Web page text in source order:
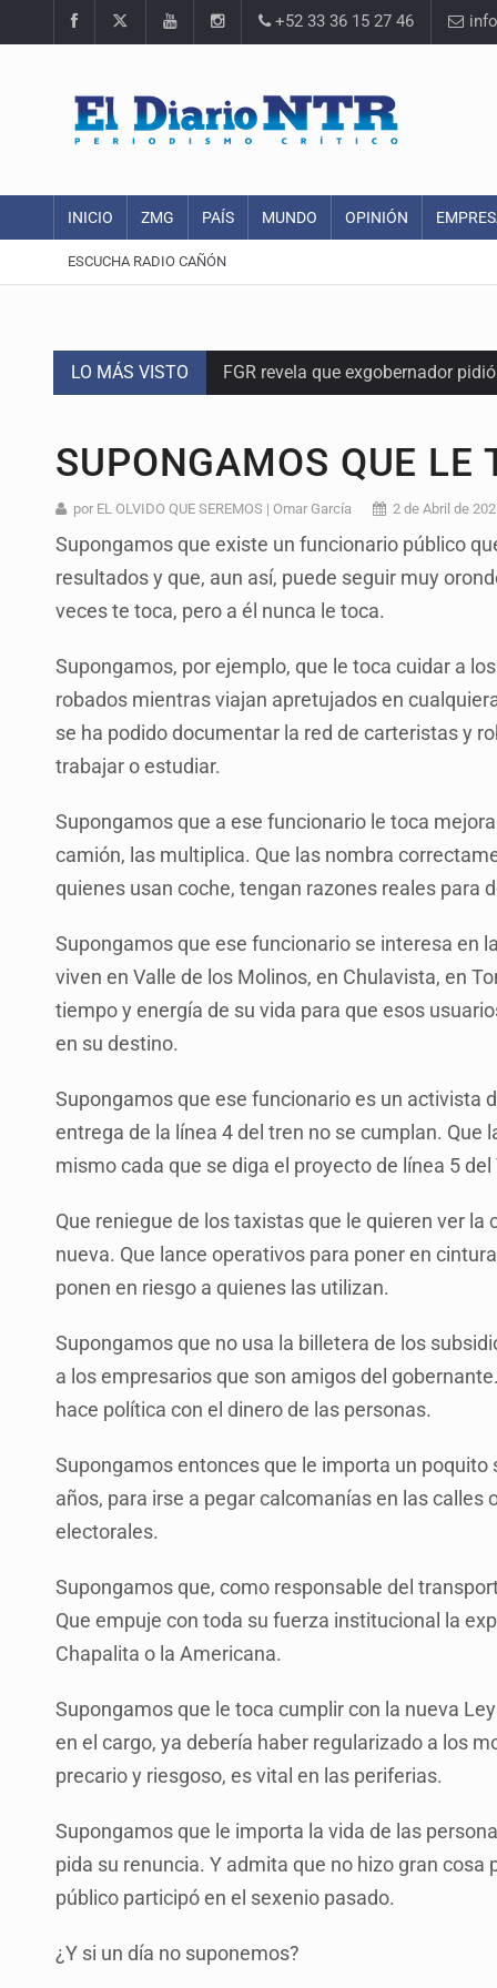
+52 33 36 15 27 46
INICIO ZMG PAÍS MUNDO OPINIÓN
ESCUCHA RADIO CAÑÓN
LO MÁS VISTO FGR revela que exgobernador
Adulto mayor pierde la vida en
Asesinan a balazos a un hombre
Jalisco mantiene la búsqueda de
Asesinan a balazos a un hombre
Desarticulan en Cataluña célula
Fallece monseñor Carlos Garfias
SUPONGAMOS QUE LE
por EL OLVIDO QUE SEREMOS | Omar García 2 de Abril de
Supongamos que existe un funcionario público
resultados y que, aun así, puede seguir muy
veces te toca, pero a él nunca le toca.
Supongamos, por ejemplo, que le toca cuidar a
robados mientras viajan apretujados en
se ha podido documentar la red de carteristas y
trabajar o estudiar.
Supongamos que a ese funcionario le toca
camión, las multiplica. Que las nombra
quienes usan coche, tengan razones reales para
Supongamos que ese funcionario se interesa en
viven en Valle de los Molinos, en Chulavista, en
tiempo y energía de su vida para que esos
en su destino.
Supongamos que ese funcionario es un activista
entrega de la línea 4 del tren no se cumplan.
mismo cada que se diga el proyecto de línea 5
Que reniegue de los taxistas que le quieren ver
nueva. Que lance operativos para poner en
ponen en riesgo a quienes las utilizan.
Supongamos que no usa la billetera de los
a los empresarios que son amigos del
hace política con el dinero de las personas.
Supongamos entonces que le importa un
años, para irse a pegar calcomanías en las
electorales.
Supongamos que, como responsable del
Que empuje con toda su fuerza institucional la
Chapalita o la Americana.
Supongamos que le toca cumplir con la nueva
en el cargo, ya debería haber regularizado a los
precario y riesgoso, es vital en las periferias.
Supongamos que le importa la vida de las
pida su renuncia. Y admita que no hizo gran
público participó en el sexenio pasado.
¿Y si un día no suponemos?